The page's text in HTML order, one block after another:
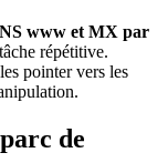
www et MX par
répétitive.
pointer vers les
de